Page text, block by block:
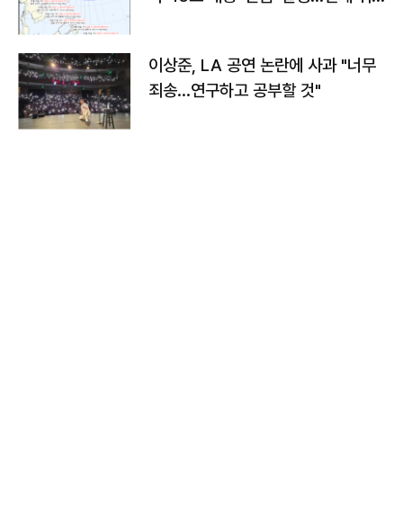
이상준, LA 공연 논란에 사과 "너무
죄송…연구하고 공부할 것"